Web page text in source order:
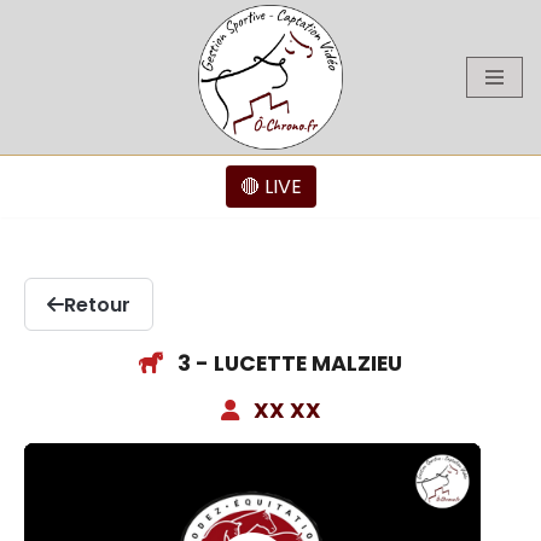
🔴 LIVE
Retour
3 - LUCETTE MALZIEU
XX XX